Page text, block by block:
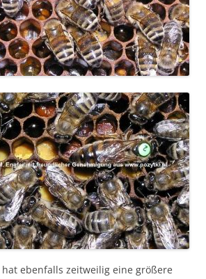
ebenfalls zeitweilig eine größere